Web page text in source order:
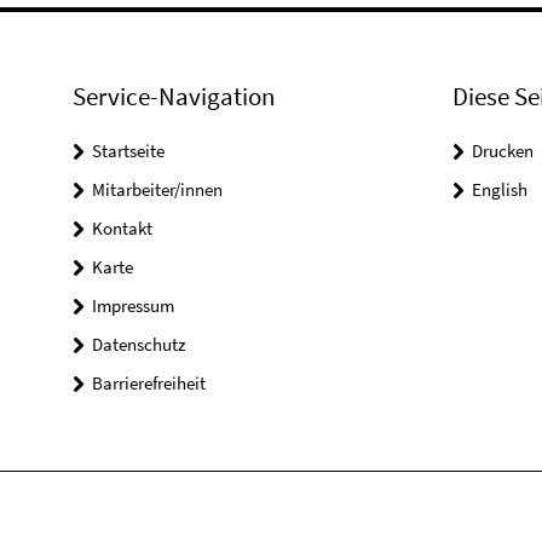
Service-Navigation
Startseite
Mitarbeiter/innen
Kontakt
Karte
Impressum
Datenschutz
Barrierefreiheit
Diese
Drucken
English